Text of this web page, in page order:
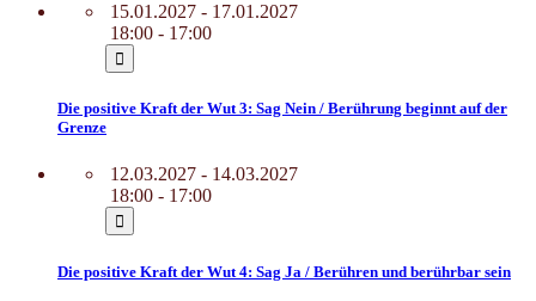
15.01.2027 - 17.01.2027
18:00 - 17:00
Die positive Kraft der Wut 3: Sag Nein / Berührung beginnt auf der
Grenze
12.03.2027 - 14.03.2027
18:00 - 17:00
Die positive Kraft der Wut 4: Sag Ja / Berühren und berührbar sein